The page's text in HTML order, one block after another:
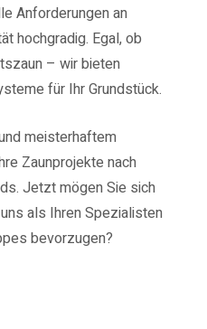
Anforderungen an
hochgradig. Egal, ob
– wir bieten
für Ihr Grundstück.
meisterhaftem
Zaunprojekte nach
Jetzt mögen Sie sich
als Ihren Spezialisten
bevorzugen?